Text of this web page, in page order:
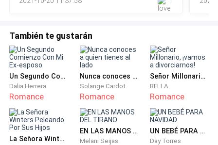
era inquebrantable.
sabia encontraría la solución a todos mis problemas,
la antigua biblioteca. Muy pocas personas la visitaban,
preferían darle la espalda al conocimiento, por eso,
recordé que en mi orden decían, “Si quieres esconder
algo, déjalo a plena vista”. Es así como el libro de la
lugar.
El contenido de aquel texto garantizaría que
También te gustarán
Un Segundo Comienzo Con Mi Ex-esposo
Dalia Herrera
Romance
Nunca conoces a quien tienes al lado
Solange Cardot
Romance
Señor Millonario, ¡vamos a divorciarnos!
BELLA
Romance
La Señora Winters Peleando Por Sus Hijos
EN LAS MANOS DEL TIRANO
Melani Seijas
UN BEBÉ PARA NAVIDAD
Day Torres